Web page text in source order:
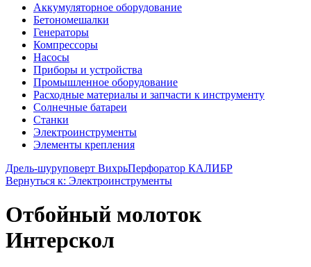
Аккумуляторное оборудование
Бетономешалки
Генераторы
Компрессоры
Насосы
Приборы и устройства
Промышленное оборудование
Расходные материалы и запчасти к инструменту
Солнечные батареи
Станки
Электроинструменты
Элементы крепления
Дрель-шуруповерт ВихрьПерфоратор КАЛИБР
Вернуться к: Электроинструменты
Отбойный молоток
Интерскол